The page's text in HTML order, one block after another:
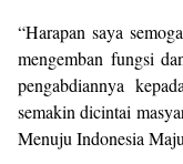
“Harapan saya
mengemban fungsi
pengabdiannya
semakin dicintai
Menuju Indonesia